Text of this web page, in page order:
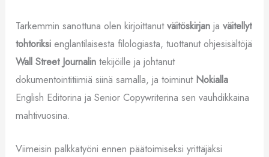
Tarkemmin sanottuna olen kirjoittanutväitöskirjan javäitellyt
tohtoriksi englantilaisesta filologiasta, tuottanut ohjesisältöjä
Wall Street Journalin tekijöille ja johtanut
dokumentointitiimiä siinä samalla, ja toiminut Nokialla
English Editorina ja Senior Copywriterina sen vauhdikkaina
mahtivuosina.
Viimeisin palkkatyöni ennen päätoimiseksi yrittäjäksi